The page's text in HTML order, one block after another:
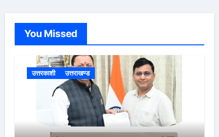
You Missed
उत्तरकाशी उत्तराखण्ड